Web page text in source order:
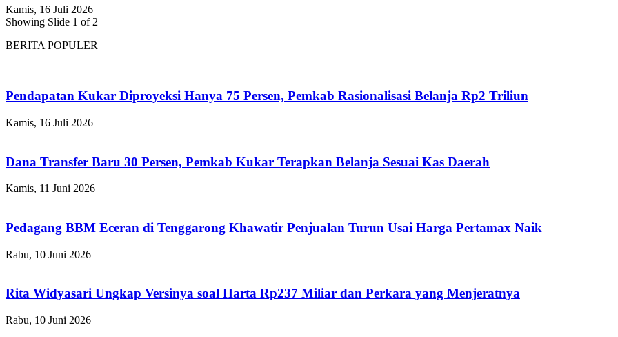
Kamis, 16 Juli 2026
Showing Slide 1 of 2
BERITA POPULER
Pendapatan Kukar Diproyeksi Hanya 75 Persen, Pemkab Rasionalisasi Belanja Rp2 Triliun
Kamis, 16 Juli 2026
Dana Transfer Baru 30 Persen, Pemkab Kukar Terapkan Belanja Sesuai Kas Daerah
Kamis, 11 Juni 2026
Pedagang BBM Eceran di Tenggarong Khawatir Penjualan Turun Usai Harga Pertamax Naik
Rabu, 10 Juni 2026
Rita Widyasari Ungkap Versinya soal Harta Rp237 Miliar dan Perkara yang Menjeratnya
Rabu, 10 Juni 2026